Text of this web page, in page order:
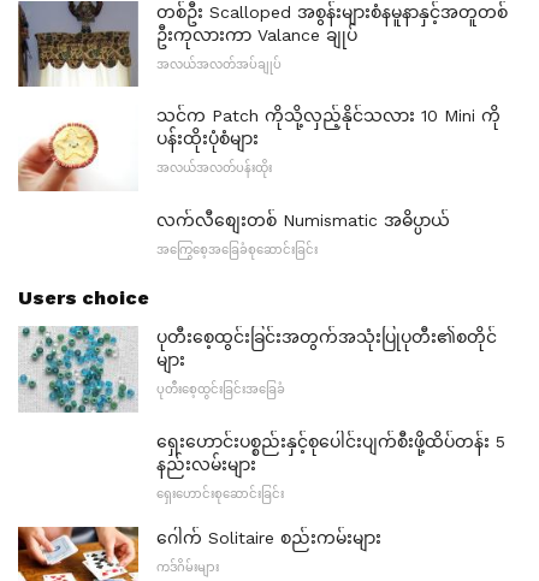
တစ်ဦး Scalloped အစွန်းများစံနမူနာနှင့်အတူတစ်
ဦးကုလားကာ Valance ချုပ်
အလယ်အလတ်အပ်ချုပ်
သင်က Patch ကိုသို့လှည့်နိုင်သလား 10 Mini ကို
ပန်းထိုးပုံစံများ
အလယ်အလတ်ပန်းထိုး
လက်လီစျေးတစ် Numismatic အဓိပ္ပာယ်
အကြွေစေ့အခြေခံစုဆောင်းခြင်း
Users choice
ပုတီးစေ့ထွင်းခြင်းအတွက်အသုံးပြုပုတီး၏စတိုင်
များ
ပုတီးစေ့ထွင်းခြင်းအခြေခံ
ရှေးဟောင်းပစ္စည်းနှင့်စုပေါင်းပျက်စီးဖို့ထိပ်တန်း 5
နည်းလမ်းများ
ရှေးဟောင်းစုဆောင်းခြင်း
ဂေါက် Solitaire စည်းကမ်းများ
ကဒ်ဂိမ်းများ